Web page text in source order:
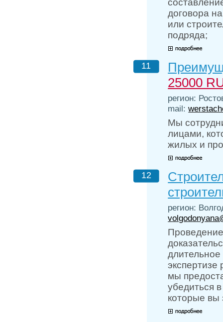
договора
или
подряда;
11
25000
регион:
mail:
Мы
лицами,
жилых и
12
регион:
длительное
мы
убедиться
которые вы